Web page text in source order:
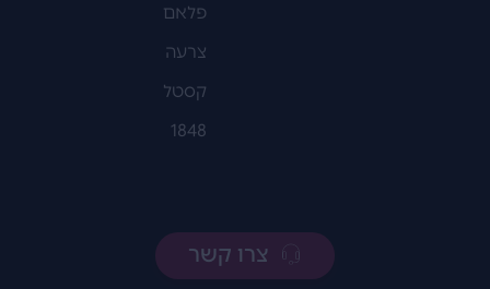
פלאם
צרעה
קסטל
1848
צרו קשר